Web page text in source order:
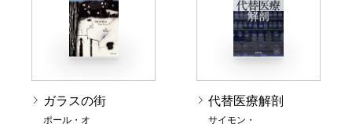
ガラスの街
ポール・オ
代替医療解剖
サイモン・